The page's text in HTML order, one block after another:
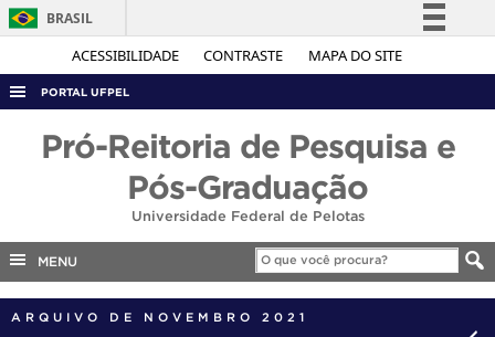
ACESSIBILIDADE CONTRASTE MAPA DO SITE
BRASIL
Simplifique!
Acesso à informação
Legislação
Canais
PORTAL UFPEL
CONCURSOS
EDITAIS
INTERNACIONAL
Pró-Reitoria de Pesquisa e
Pós-Graduação
Universidade Federal de Pelotas
MENU
ARQUIVO DE NOVEMBRO 2021